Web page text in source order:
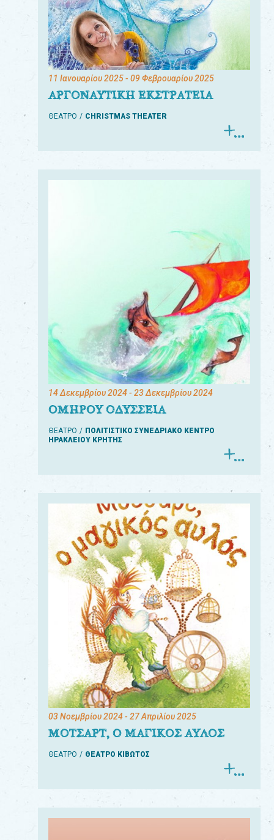
11 Ιανουαρίου 2025- 09 Φεβρουαρίου 2025
ΑΡΓΟΝΑΥΤΙΚΗ ΕΚΣΤΡΑΤΕΙΑ
ΘΕΑΤΡΟ CHRISTMAS THEATER
14 Δεκεμβρίου 2024- 23 Δεκεμβρίου 2024
ΟΜΗΡΟΥ ΟΔΥΣΣΕΙΑ
ΘΕΑΤΡΟ
ΠΟΛΙΤΙΣΤΙΚΟ ΣΥΝΕΔΡΙΑΚΟ ΚΕΝΤΡΟ
ΗΡΑΚΛΕΙΟΥ ΚΡΗΤΗΣ
03 Νοεμβρίου 2024- 27 Απριλίου 2025
ΜΟΤΣΑΡΤ, Ο ΜΑΓΙΚΟΣ ΑΥΛΟΣ
ΘΕΑΤΡΟ ΘΕΑΤΡΟ ΚΙΒΩΤΟΣ